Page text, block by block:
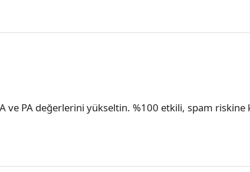
ve PA değerlerini yükseltin. %100 etkili, spam